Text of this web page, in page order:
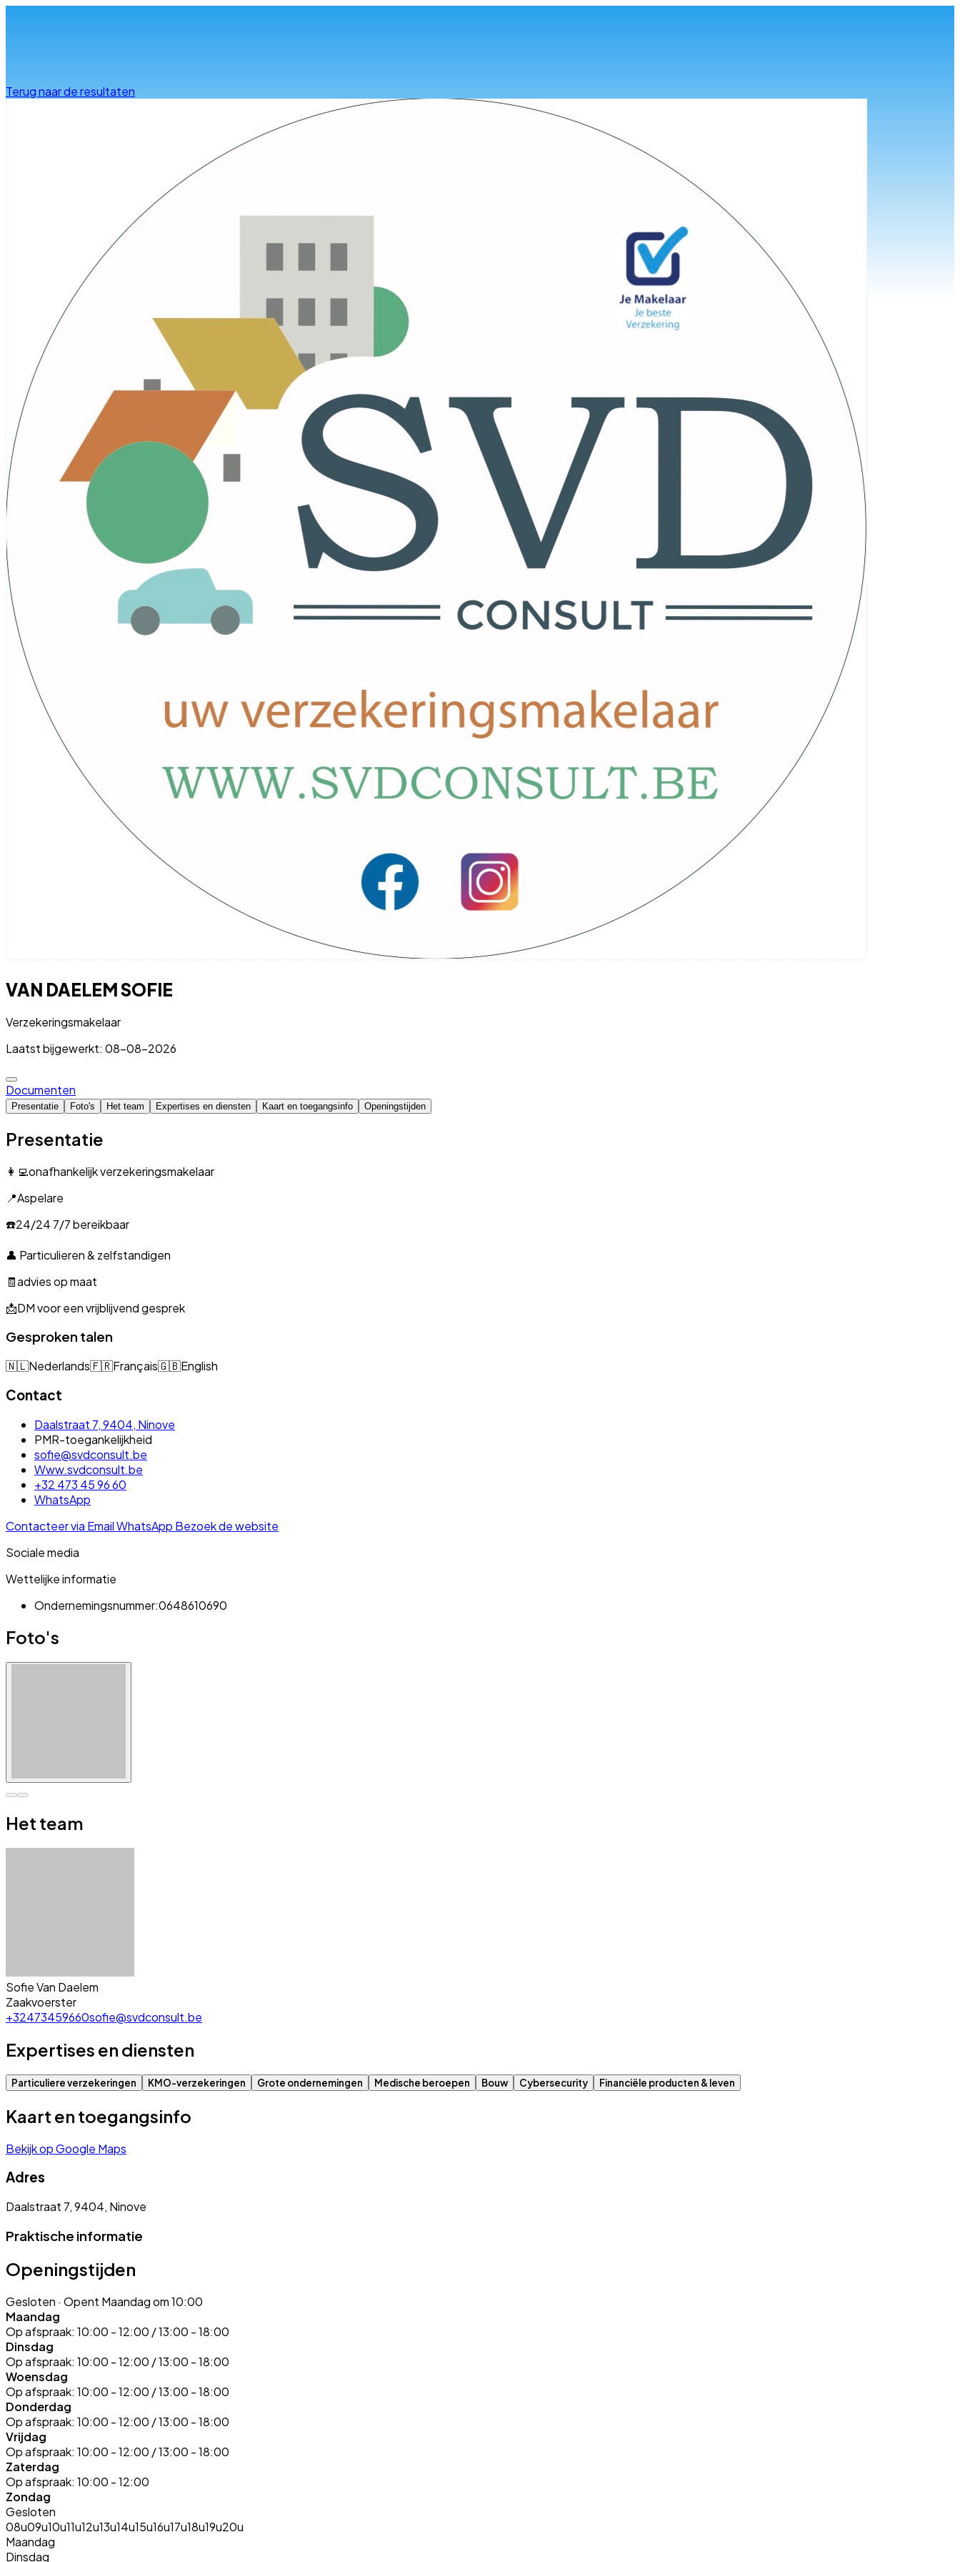
Terug naar de resultaten
VAN DAELEM SOFIE
Verzekeringsmakelaar
Laatst bijgewerkt: 08-08-2026
Documenten
Presentatie Foto's Het team Expertises en diensten Kaart en toegangsinfo Openingstijden
Presentatie
👩‍💻onafhankelijk verzekeringsmakelaar
📍Aspelare
☎️24/24 7/7 bereikbaar
👤 Particulieren & zelfstandigen
🧾advies op maat
📩DM voor een vrijblijvend gesprek
Gesproken talen
🇳🇱Nederlands🇫🇷Français🇬🇧English
Contact
Daalstraat 7, 9404, Ninove
PMR-toegankelijkheid
sofie@svdconsult.be
Www.svdconsult.be
+32 473 45 96 60
WhatsApp
Contacteer via EmailWhatsApp Bezoek de website
Sociale media
Wettelijke informatie
Ondernemingsnummer:0648610690
Foto's
Het team
Sofie Van Daelem
Zaakvoerster
+32473459660sofie@svdconsult.be
Expertises en diensten
Particuliere verzekeringen KMO-verzekeringen Grote ondernemingen Medische beroepen Bouw Cybersecurity Financiële producten & leven
Kaart en toegangsinfo
Bekijk op Google Maps
Adres
Daalstraat 7, 9404, Ninove
Praktische informatie
Openingstijden
Gesloten · Opent Maandag om 10:00
Maandag
Op afspraak: 10:00 - 12:00 / 13:00 - 18:00
Dinsdag
Op afspraak: 10:00 - 12:00 / 13:00 - 18:00
Woensdag
Op afspraak: 10:00 - 12:00 / 13:00 - 18:00
Donderdag
Op afspraak: 10:00 - 12:00 / 13:00 - 18:00
Vrijdag
Op afspraak: 10:00 - 12:00 / 13:00 - 18:00
Zaterdag
Op afspraak: 10:00 - 12:00
Zondag
Gesloten
08u09u10u11u12u13u14u15u16u17u18u19u20u
Maandag
Dinsdag